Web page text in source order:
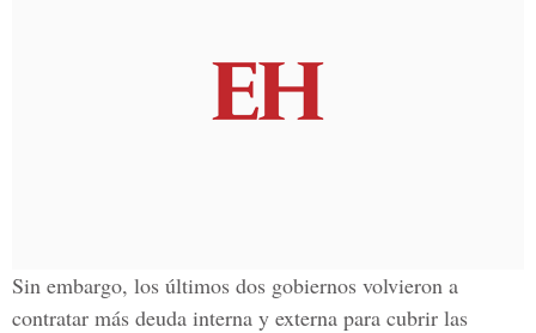
Sin embargo, los últimos dos gobiernos volvieron a
contratar más deuda interna y externa para cubrir las